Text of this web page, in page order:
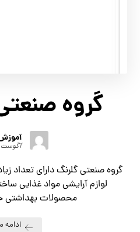
گروه
آگوست ۲۳,
گروه صنعتي گلرنگ داراي تعداد
لوازم آرايشي مواد غذايي
محصولات
ادامه